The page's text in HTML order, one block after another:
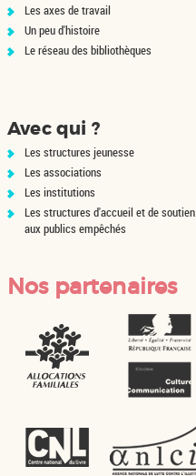
Les axes de travail
Un peu d'histoire
Le réseau des bibliothèques
Avec qui ?
Les structures jeunesse
Les associations
Les institutions
Les structures d'accueil et de soutien
aux publics empêchés
Nos partenaires